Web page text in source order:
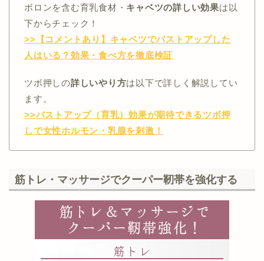
ボロンを含む育乳食材・ キャベツの詳しい効果は以
下からチェック！
>>【コメントあり】キャベツでバストアップした
人はいる？効果・食べ方を徹底検証
ツボ押しの詳しいやり方は以下で詳しく解説してい
ます。
>>バストアップ（育乳）効果が期待できるツボ押
しで女性ホルモン・乳腺を刺激！
筋トレ・マッサージでクーパー靭帯を強化する